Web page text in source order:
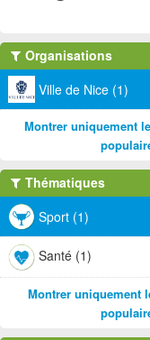
Organisations
Ville de Nice (1)
Montrer uniquement
Thématiques
Sport (1)
Santé (1)
Montrer uniquement